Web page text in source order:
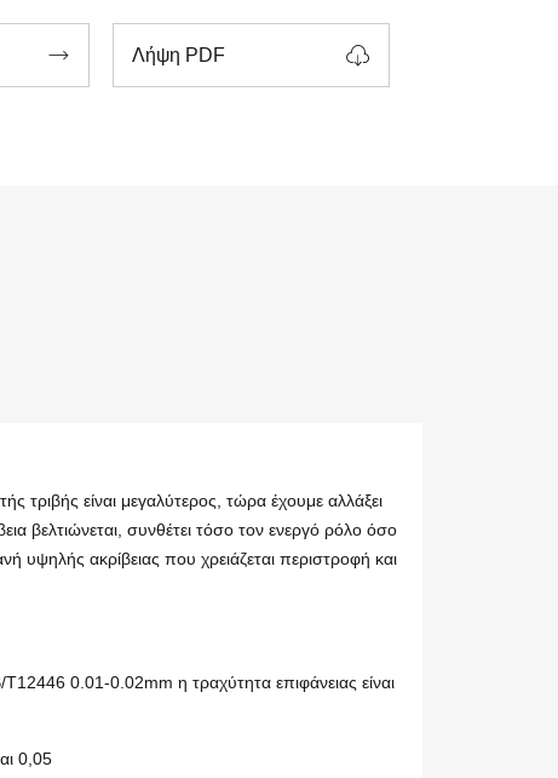
 Λήψη PDF 
τριβής είναι μεγαλύτερος, τώρα έχουμε αλλάξει
συνθέτει τόσο τον ενεργό ρόλο όσο
υψηλής ακρίβειας που χρειάζεται περιστροφή και
0.01-0.02mm η τραχύτητα επιφάνειας είναι
0,05